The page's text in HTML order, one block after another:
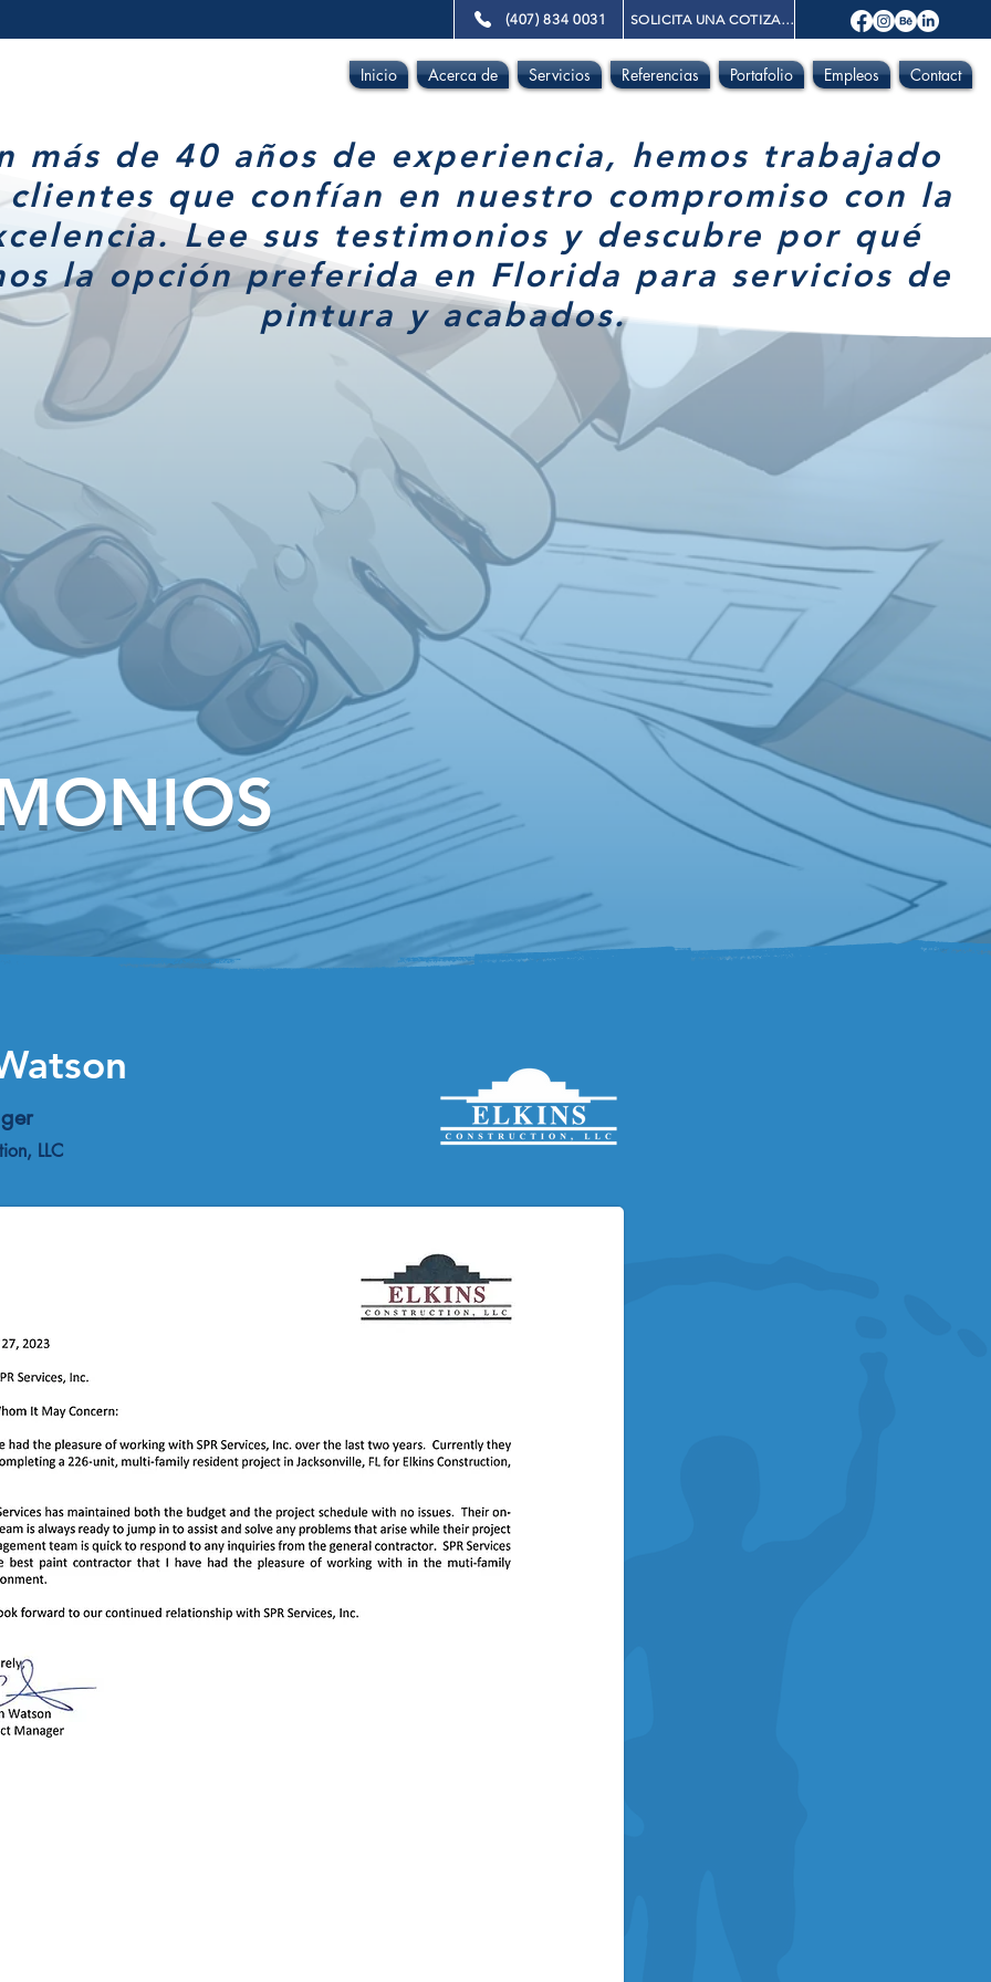
Inicio Acerca de Servicios Referencias Portafolio Empleos Contact
(407) 834 0031 SOLICITA UNA COTIZACIÓN
más de 40 años de experiencia, hemos trabajado
clientes que confían en nuestro compromiso con la
Lee sus testimonios y descubre por qué
la opción preferida en Florida para servicios de
pintura y acabados.
LLC